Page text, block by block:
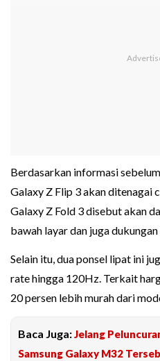
Berdasarkan informasi
Galaxy Z Flip 3 akan ditenagai
Galaxy Z Fold 3 disebut akan
bawah layar dan juga dukungan
Selain itu, dua ponsel lipat ini
rate hingga 120Hz. Terkait
20 persen lebih murah dari
Baca Juga:Jelang
Samsung Galaxy M32